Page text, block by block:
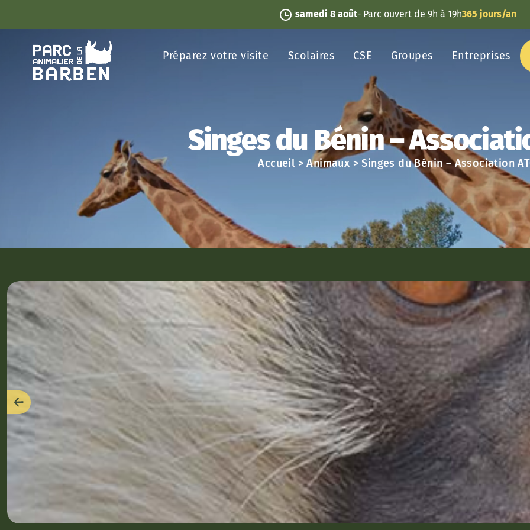
samedi 8 août- Parc ouvert de 9h à 19h365 jours/an
Préparez votre visite Scolaires CSE Groupes Entreprises
Singes du Bénin –
Accueil >Animaux >Singes du Bénin – Association
Précédent